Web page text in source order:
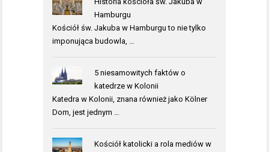
Hamburgu
Kościół św. Jakuba w Hamburgu to nie tylko
imponująca budowla, …
5 niesamowitych faktów o
katedrze w Kolonii
Katedra w Kolonii, znana również jako Kölner
Dom, jest jednym …
Kościół katolicki a rola mediów w